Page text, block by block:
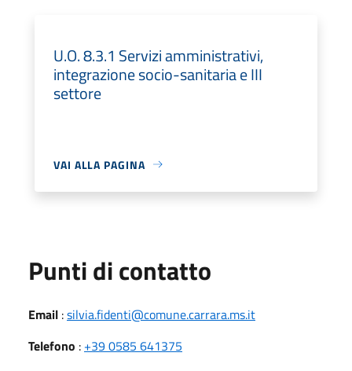
U.O. 8.3.1 Servizi amministrativi,
integrazione socio-sanitaria e III
settore
VAI ALLA PAGINA
Punti di contatto
Email :silvia.fidenti@comune.carrara.ms.it
Telefono : +39 0585 641375